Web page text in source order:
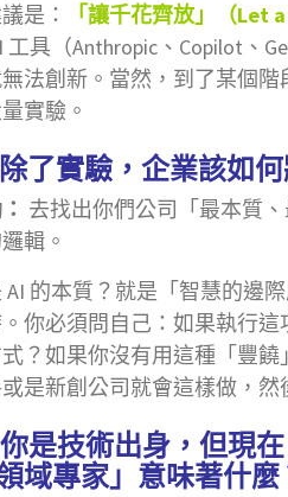
是：
「讓千花齊放」（Let
工具（Anthropic、Copilot、
法創新。當然，到了某個
實驗。
了實驗，企業該如
去找出你們公司「最本質
輯。
AI 的本質？就是「智慧的邊
你必須問自己：如果執行
？如果你沒有用這種「豐
是新創公司就會這樣做，然
是技術出身，但現
域專家」意味著什麼